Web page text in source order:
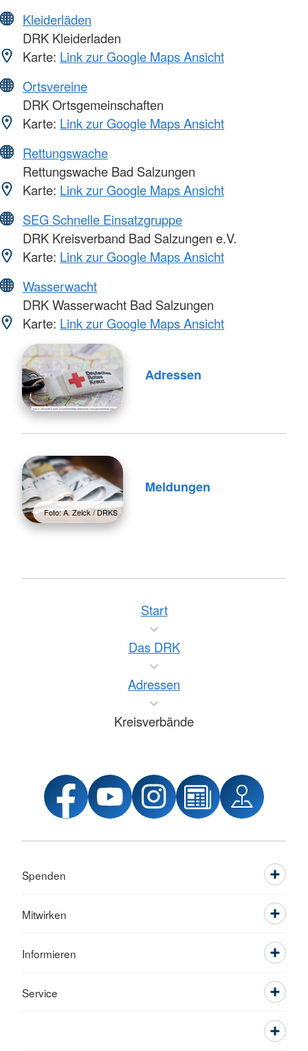
Kleiderläden
DRK Kleiderladen
Karte: Link zur Google Maps Ansicht
Ortsvereine
DRK Ortsgemeinschaften
Karte: Link zur Google Maps Ansicht
Rettungswache
Rettungswache Bad Salzungen
Karte: Link zur Google Maps Ansicht
SEG Schnelle Einsatzgruppe
DRK Kreisverband Bad Salzungen e.V.
Karte: Link zur Google Maps Ansicht
Wasserwacht
DRK Wasserwacht Bad Salzungen
Karte: Link zur Google Maps Ansicht
Adressen
Foto: A. Zelck / DRKS
Meldungen
Start
Das DRK
Adressen
Kreisverbände
Spenden
Mitwirken
Informieren
Service